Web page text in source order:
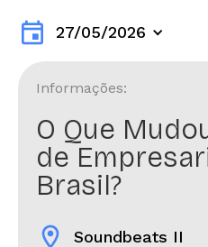
event 27/05/2026
Informações:
O Que
de
Brasil?
location_on Soundbeats II